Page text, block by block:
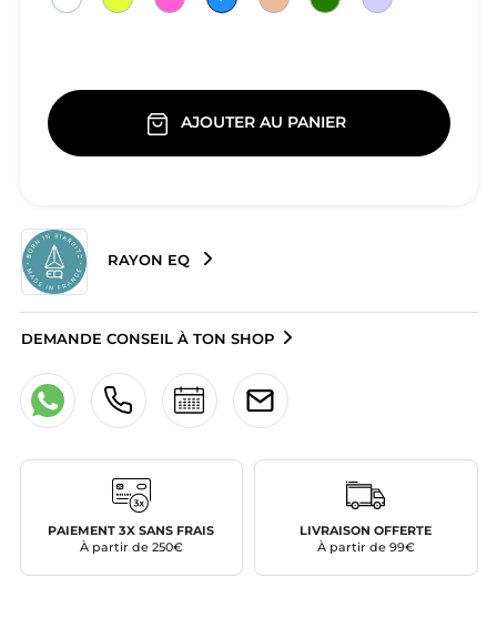
AJOUTER AU PANIER
RAYON EQ
DEMANDE CONSEIL À TON SHOP
PAIEMENT 3X SANS FRAIS
À partir de 250€
LIVRAISON OFFERTE
À partir de 99€